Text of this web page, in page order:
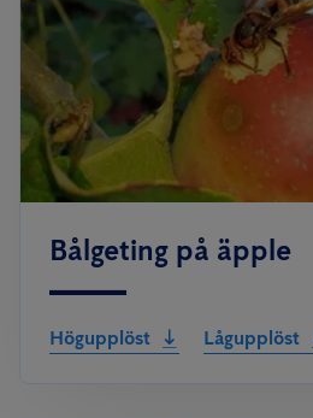
Bålgeting på äpple
Högupplöst Lågupplöst